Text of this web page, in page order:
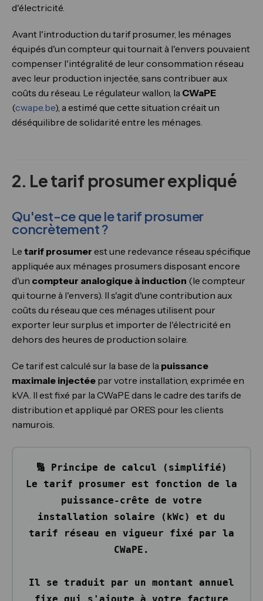
d'électricité.
Avant l'introduction du tarif prosumer, les ménages
équipés d'un compteur qui tournait à l'envers pouvaient
compenser l'intégralité de leur consommation réseau
avec leur production injectée, sans contribuer aux
coûts du réseau. Le régulateur wallon, la CWaPE
(cwape.be), a estimé que cette situation créait un
déséquilibre de solidarité entre les ménages.
2. Le tarif prosumer expliqué
Qu'est-ce que le tarif prosumer
concrètement ?
Le tarif prosumer est une redevance réseau spécifique
appliquée aux ménages prosumers disposant encore
d'un compteur analogique à induction (le compteur
qui tourne à l'envers). Il s'agit d'une contribution aux
coûts du réseau que ces ménages utilisent pour
exporter leur surplus et importer de l'électricité en
dehors des heures de production solaire.
Ce tarif est calculé sur la base de la puissance
maximale injectée par votre installation, exprimée en
kVA. Il est fixé par la CWaPE dans le cadre des tarifs de
distribution et appliqué par ORES pour les clients
namurois.
🔢 Principe de calcul (simplifié)
Le tarif prosumer est fonction de la
puissance-crête de votre
installation solaire (kWc) et du
tarif réseau en vigueur fixé par la
CWaPE.
Il se traduit par un montant annuel